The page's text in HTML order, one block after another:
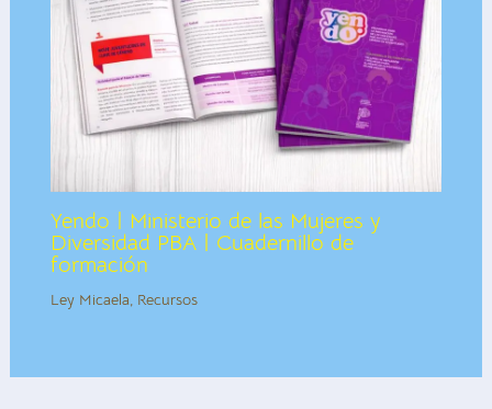
Yendo | Ministerio de las Mujeres y
Diversidad PBA | Cuadernillo de
formación
Ley Micaela, Recursos